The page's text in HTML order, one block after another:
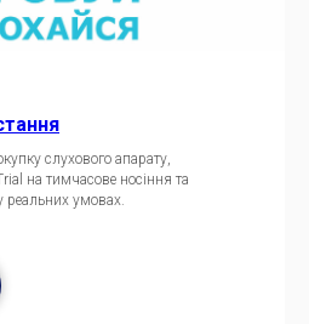
слухового апарату,
на тимчасове носіння та
реальних умовах.